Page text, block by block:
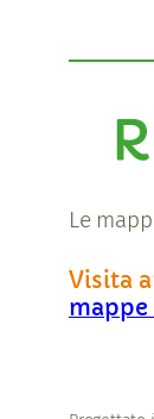
Le
Visita